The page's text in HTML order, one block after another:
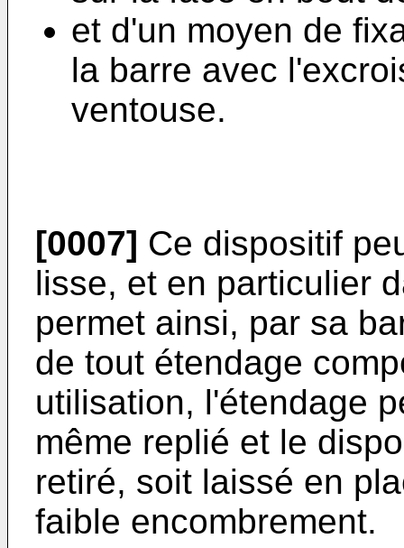
et d'un moyen de
la barre avec
ventouse.
[0007] Ce dispositif
lisse, et en particulier
permet ainsi, par sa
de tout étendage
utilisation, l'étendage
même replié et le
retiré, soit laissé en
faible encombrement.